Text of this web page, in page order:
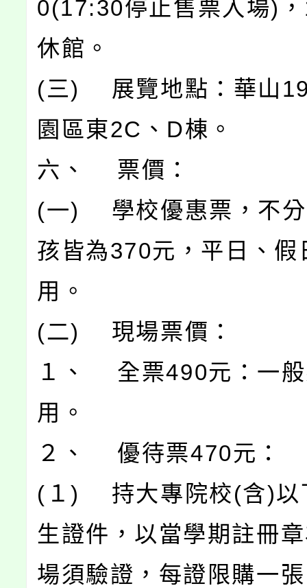
0(17:30停止售票入場)
休館。
(三) 展覽地點：華山
園區東2C、D棟。
六、 票價：
(一) 學校優惠票，不分
孩皆為370元，平日、假
用。
(二) 現場票價：
１、 全票490元：一般
用。
２、 優待票470元：
(１) 持大專院校(含)以
生證件，以當學期註冊
場須驗證，每證限購一